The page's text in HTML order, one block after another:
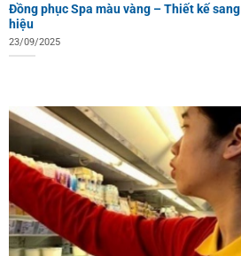
Đồng phục Spa màu vàng – Thiết kế
hiệu
23/09/2025